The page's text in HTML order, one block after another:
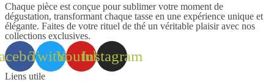
Chaque pièce est conçue pour sublimer votre moment de
dégustation, transformant chaque tasse en une expérience unique et
élégante. Faites de votre rituel de thé un véritable plaisir avec nos
collections exclusives.
TwitterYoutubeInstagram
Liens utile